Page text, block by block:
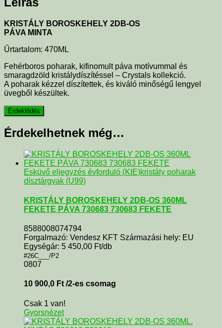
KRISTÁLY BOROSKEHELY 2DB-OS
PÁVA MINTA
Űrtartalom: 470ML
Fehérboros poharak, kifinomult páva motívummal és
smaragdzöld kristálydíszítéssel – Crystals kollekció.
A poharak kézzel díszítettek, és kiváló minőségű lengyel
üvegből készültek.
Érdekelhetnek még…
Esküvő eljegyzés évforduló (KIE)kristály poharak
dísztárgyak (U99)
KRISTÁLY BOROSKEHELY 2DB-OS 360ML
FEKETE PÁVA 730683 730683 FEKETE
8588008074794
Forgalmazó: Vendesz KFT Származási hely: EU
Egységár: 5 450,00 Ft/db
#26C___/P2
0807
10 900,0 Ft /2-es csomag
Csak 1 van!
Gyorsnézet